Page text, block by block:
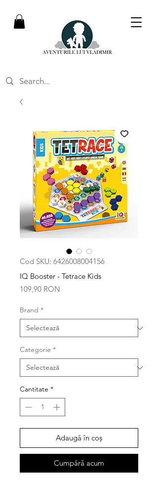
Cod SKU: 6426008004156
IQ Booster - Tetrace Kids
109,90 RON
Brand *
Categorie *
Cantitate *
Adaugă în coș
Cumpără acum